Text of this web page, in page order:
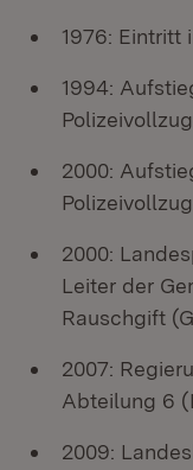
1976: Eintritt
1994:
2000:
2000:
Leiter der
Rauschgift
2007:
Abteilung 6
2009: